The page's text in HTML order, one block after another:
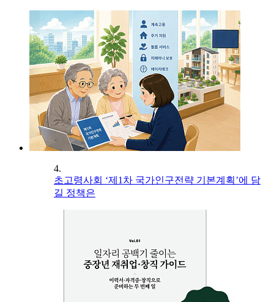
4.
초고령사회 ‘제1차 국가인구전략 기본계획’에 담
길 정책은